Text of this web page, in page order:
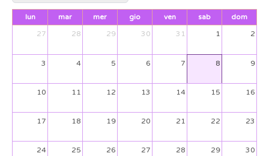
lun mar mer gio ven sab
dom
27
28 29 30 31 1 2
3 4 5 6 7 8 9
10 11 12 13 14 15 16
17 18 19 20 21 22 23
24 25 26 27 28 29 30